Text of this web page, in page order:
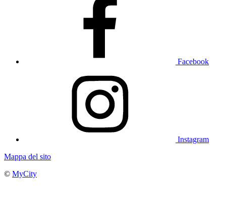
Facebook
Instagram
Mappa del sito
© MyCity